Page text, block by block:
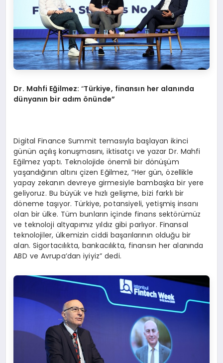
Dr. Mahfi Eğilmez:“Türkiye, finansın her alanında
dünyanın bir adım önünde”
Digital Finance Summit temasıyla başlayan ikinci
günün açılış konuşmasını, iktisatçı ve yazar Dr. Mahfi
Eğilmez yaptı. Teknolojide önemli bir dönüşüm
yaşandığının altını çizen Eğilmez, “Her gün, özellikle
yapay zekanın devreye girmesiyle bambaşka bir yere
geliyoruz. Bu büyük ve hızlı gelişme, bizi farklı bir
döneme taşıyor. Türkiye, potansiyeli, yetişmiş insanı
olan bir ülke. Tüm bunların içinde finans sektörümüz
ve teknoloji altyapımız yıldız gibi parlıyor. Finansal
teknolojiler, ülkemizin ciddi başarılarının olduğu bir
alan. Sigortacılıkta, bankacılıkta, finansın her alanında
ABD ve Avrupa’dan iyiyiz” dedi.